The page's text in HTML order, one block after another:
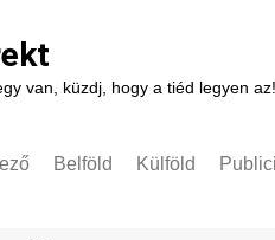
van, küzdj, hogy a tiéd legyen az!
Belföld Külföld